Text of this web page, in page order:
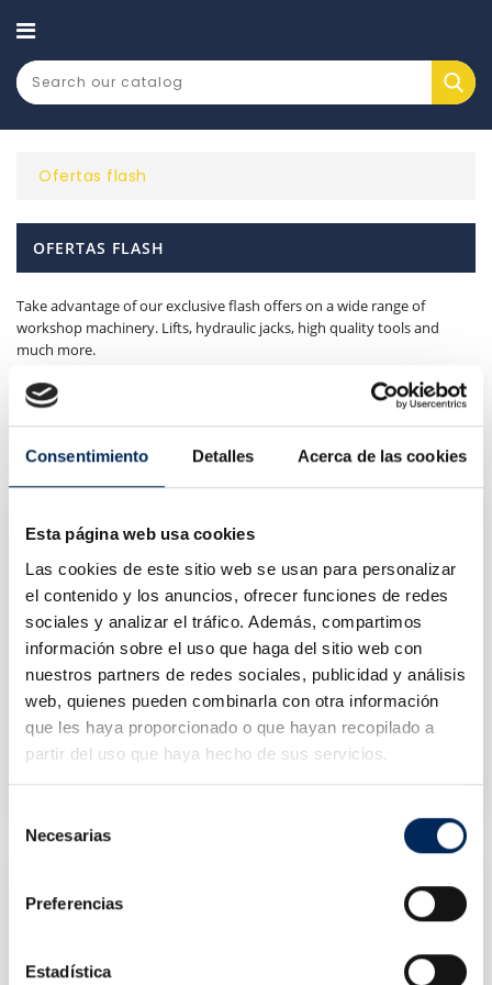
Consentimiento Detalles Acerca de las cookies
Esta página web usa cookies
Las cookies de este sitio web se usan para personalizar
el contenido y los anuncios, ofrecer funciones de redes
sociales y analizar el tráfico. Además, compartimos
información sobre el uso que haga del sitio web con
nuestros partners de redes sociales, publicidad y análisis
web, quienes pueden combinarla con otra información
que les haya proporcionado o que hayan recopilado a
partir del uso que haya hecho de sus servicios.
Necesarias
Preferencias
Estadística
CATEGORY
Ofertas flash
OFERTAS FLASH
Take advantage of our exclusive flash offers on a wide range of
workshop machinery. Lifts, hydraulic jacks, high quality tools and
much more.
There are 4 products.
Relevance 
Two-Post Car Lift 4 Tons 220V